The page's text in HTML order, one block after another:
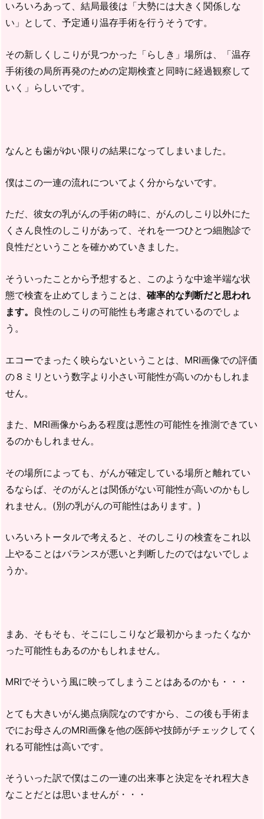
いろいろあって、結局最後は「大勢には大きく関係しな
い」として、予定通り温存手術を行うそうです。
その新しくしこりが見つかった「らしき」場所は、「温存
手術後の局所再発のための定期検査と同時に経過観察して
いく」らしいです。
なんとも歯がゆい限りの結果になってしまいました。
僕はこの一連の流れについてよく分からないです。
ただ、彼女の乳がんの手術の時に、がんのしこり以外にた
くさん良性のしこりがあって、それを一つひとつ細胞診で
良性だということを確かめていきました。
そういったことから予想すると、このような中途半端な状
態で検査を止めてしまうことは、 確率的な判断だと思われ
ます。 良性のしこりの可能性も考慮されているのでしょ
う。
エコーでまったく映らないということは、MRI画像での評価
の８ミリという数字より小さい可能性が高いのかもしれま
せん。
また、MRI画像からある程度は悪性の可能性を推測できてい
るのかもしれません。
その場所によっても、がんが確定している場所と離れてい
るならば、そのがんとは関係がない可能性が高いのかもし
れません。(別の乳がんの可能性はあります。)
いろいろトータルで考えると、そのしこりの検査をこれ以
上やることはバランスが悪いと判断したのではないでしょ
うか。
まあ、そもそも、そこにしこりなど最初からまったくなか
った可能性もあるのかもしれません。
MRIでそういう風に映ってしまうことはあるのかも・・・
とても大きいがん拠点病院なのですから、この後も手術ま
でにお母さんのMRI画像を他の医師や技師がチェックしてく
れる可能性は高いです。
そういった訳で僕はこの一連の出来事と決定をそれ程大き
なことだとは思いませんが・・・